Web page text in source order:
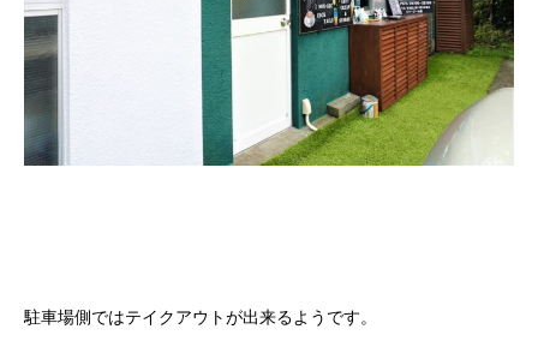
駐車場側ではテイクアウトが出来るようです。